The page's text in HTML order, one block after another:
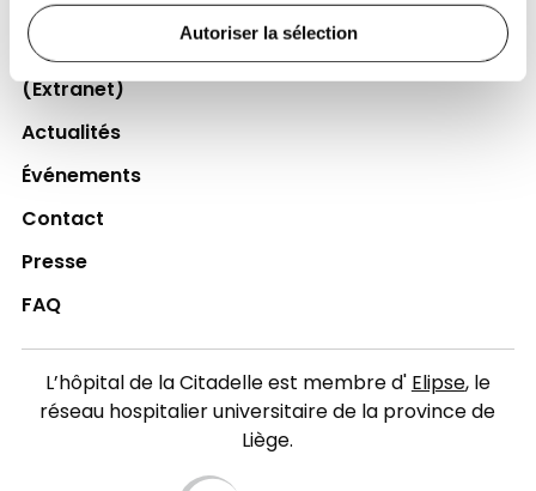
Autoriser la sélection
Jobs
Accès collaborateurs et médecins Citadelle
(Extranet)
Actualités
Événements
Contact
Presse
FAQ
L’hôpital de la Citadelle est membre d'Elipse, le
réseau hospitalier universitaire de la province de
Liège.